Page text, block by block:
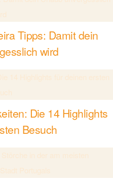
Tipps: Damit dein
wird
Die 14 Highlights
Besuch